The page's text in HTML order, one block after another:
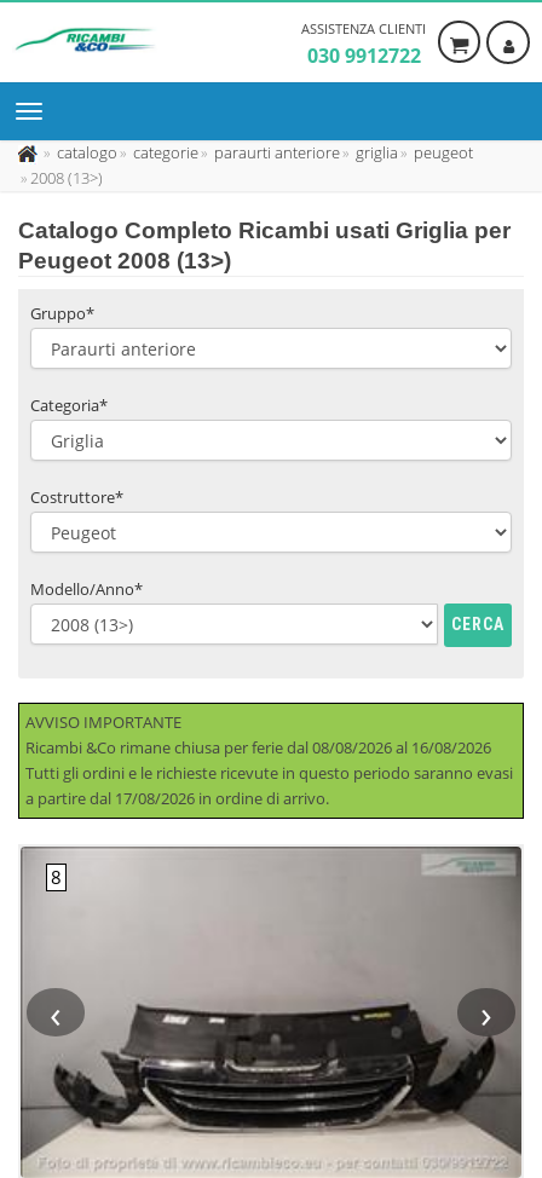
ASSISTENZA CLIENTI
030 9912722
catalogo categorie paraurti anteriore griglia
peugeot
2008 (13>)
Catalogo Completo Ricambi usati Griglia per
Peugeot 2008 (13>)
Gruppo*
Categoria*
Costruttore*
Modello/Anno*
CERCA
AVVISO IMPORTANTE
Ricambi &Co rimane chiusa per ferie dal 08/08/2026 al 16/08/2026
Tutti gli ordini e le richieste ricevute in questo periodo saranno evasi
a partire dal 17/08/2026 in ordine di arrivo.
‹ ›